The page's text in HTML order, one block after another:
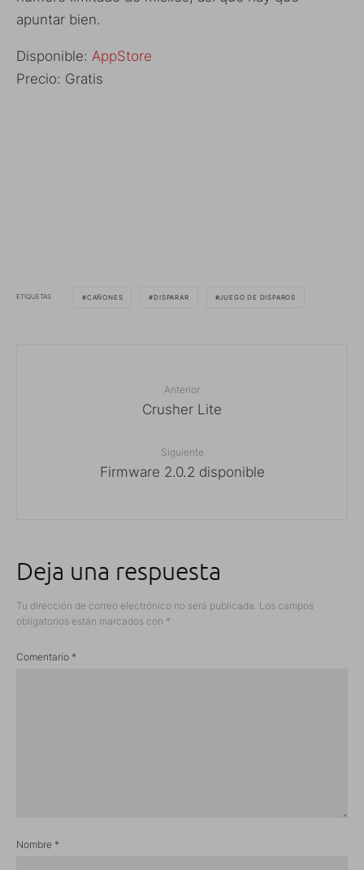
apuntar bien.
Disponible: AppStore
Precio: Gratis
ETIQUETAS CAÑONES DISPARAR JUEGO DE DISPAROS
Anterior
Crusher Lite
Siguiente
Firmware 2.0.2 disponible
Deja una respuesta
Tu dirección de correo electrónico no será publicada. Los campos
obligatorios están marcados con *
Comentario *
Nombre *